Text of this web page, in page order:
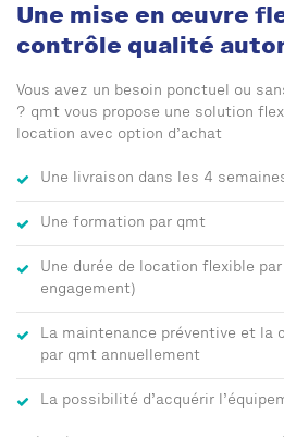
Une mise en œuvre
contrôle qualité
Vous avez un besoin ponctuel ou
? qmt vous propose une solution
location avec option d’achat
Une livraison dans les 4
Une formation par qmt
Une durée de location flexible
engagement)
La maintenance préventive et la
par qmt annuellement
La possibilité d’acquérir